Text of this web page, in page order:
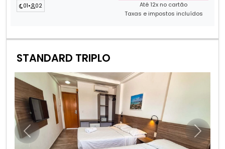
01• 02
Até 12x no cartão
Taxas e impostos incluídos
STANDARD TRIPLO
Anterior